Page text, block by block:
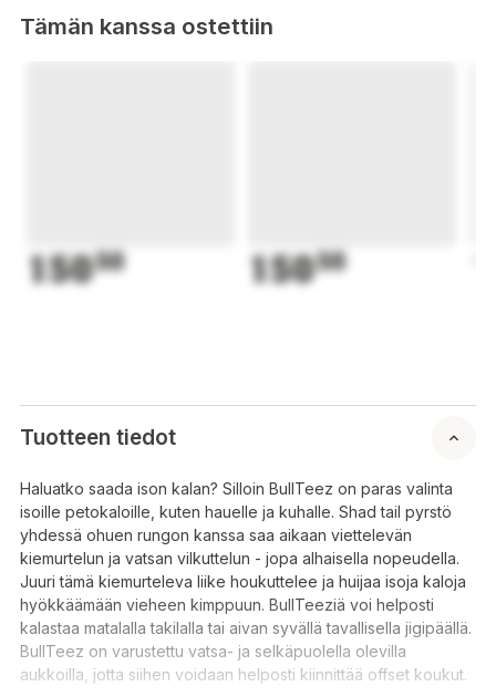
Tämän kanssa ostettiin
15050 15050
Tuotteen tiedot
Haluatko saada ison kalan? Silloin BullTeez on paras valinta
isoille petokaloille, kuten hauelle ja kuhalle. Shad tail pyrstö
yhdessä ohuen rungon kanssa saa aikaan viettelevän
kiemurtelun ja vatsan vilkuttelun - jopa alhaisella nopeudella.
Juuri tämä kiemurteleva liike houkuttelee ja huijaa isoja kaloja
hyökkäämään vieheen kimppuun. BullTeeziä voi helposti
kalastaa matalalla takilalla tai aivan syvällä tavallisella jigipäällä.
BullTeez on varustettu vatsa- ja selkäpuolella olevilla
aukkoilla, jotta siihen voidaan helposti kiinnittää offset koukut.